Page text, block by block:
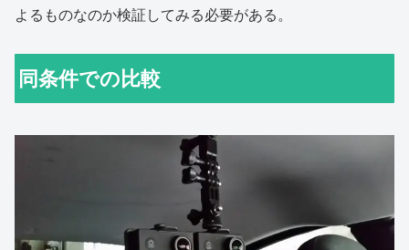
よるものなのか検証してみる必要がある。
同条件での比較